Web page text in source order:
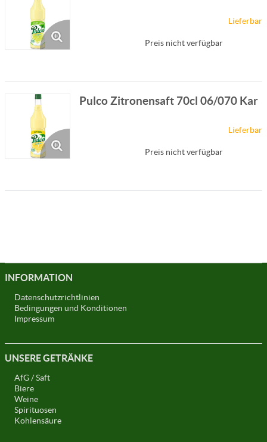
Lieferbar
Preis nicht verfügbar
Pulco Zitronensaft 70cl 06/070 Kar
Lieferbar
Preis nicht verfügbar
INFORMATION
Datenschutzrichtlinien
Bedingungen und Konditionen
Impressum
UNSERE GETRÄNKE
AfG / Saft
Biere
Weine
Spirituosen
Kohlensäure